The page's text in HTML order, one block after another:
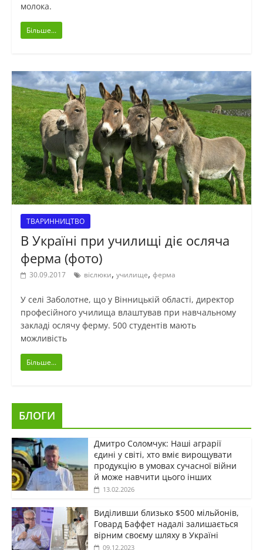
молока.
Більше...
ТВАРИННИЦТВО
В Україні при училищі діє осляча
ферма (фото)
30.09.2017 віслюки, училище, ферма
У селі Заболотне, що у Вінницькій області, директор
професійного училища влаштував при навчальному
закладі ослячу ферму. 500 студентів мають
можливість
Більше...
БЛОГИ
Дмитро Соломчук: Наші аграрії
єдині у світі, хто вміє вирощувати
продукцію в умовах сучасної війни
й може навчити цього інших
13.02.2026
Виділивши близько $500 мільйонів,
Говард Баффет надалі залишається
вірним своєму шляху в Україні
09.12.2023